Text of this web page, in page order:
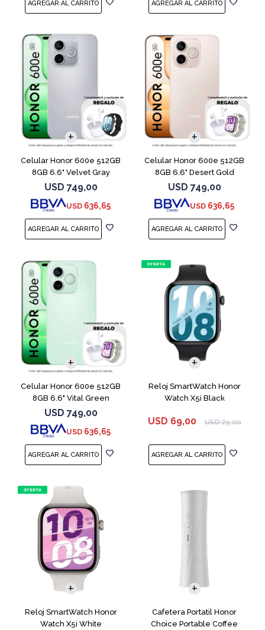
Celular Honor 600e 512GB
8GB 6.6" Velvet Gray
USD 749,00
USD 636,65
COMPARAR
Celular Honor 600e 512GB
8GB 6.6" Desert Gold
USD 749,00
USD 636,65
COMPARAR
Celular Honor 600e 512GB
8GB 6.6" Vital Green
USD 749,00
USD 636,65
COMPARAR
Reloj SmartWatch Honor
Watch X5i Black
USD 69,00 USD 79,00
Reloj SmartWatch Honor
Watch X5i White
Cafetera Portatil Honor
Choice Portable Coffee